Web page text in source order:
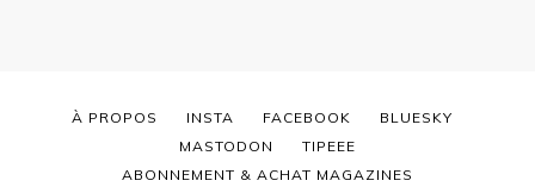
À PROPOS INSTA FACEBOOK
BLUESKY
MASTODON
TIPEEE
ABONNEMENT & ACHAT MAGAZINES